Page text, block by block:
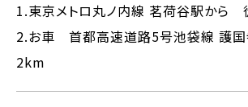
1.東京メトロ丸ノ内線 茗荷谷駅から
2.お車 首都高速道路5号池袋線 護国
2km